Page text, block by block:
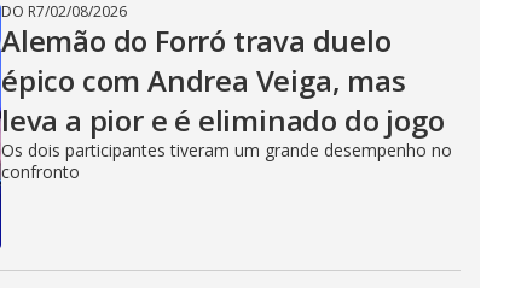
DO R7/02/08/2026
Alemão do Forró trava duelo
épico com Andrea Veiga, mas
leva a pior e é eliminado do jogo
Os dois participantes tiveram um grande desempenho no
confronto